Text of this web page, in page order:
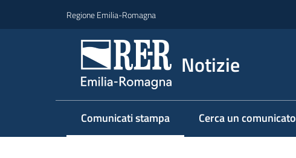
Regione Emilia-Romagna
Notizie
Comunicati stampa
Menu selezionato Cerca un comunicato